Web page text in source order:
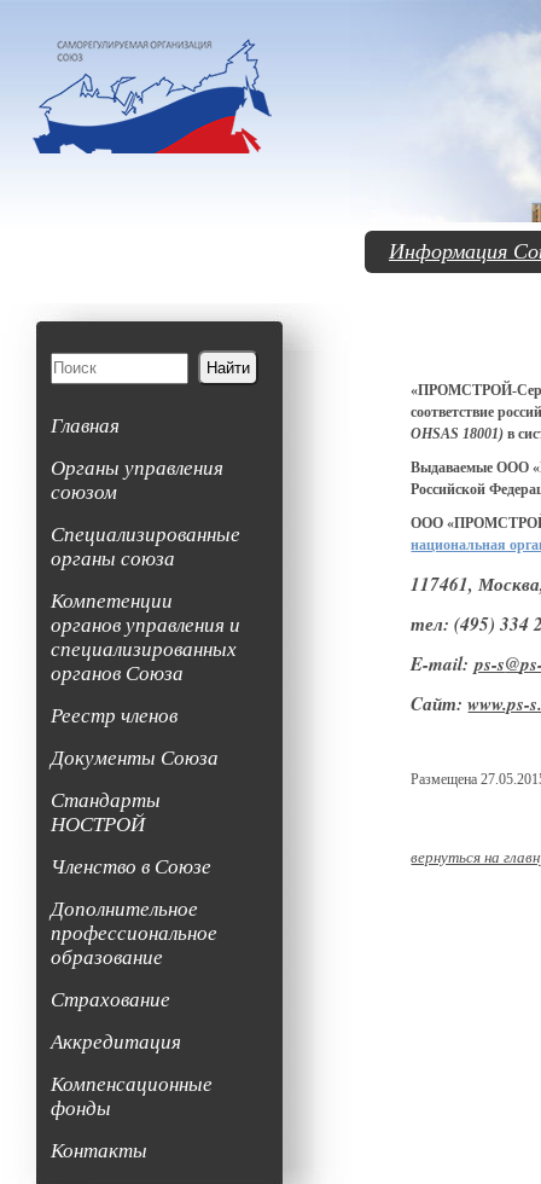
Информация
Главная
Органы управления
союзом
Специализированные
органы союза
Компетенции
органов управления и
специализированных
органов Союза
Реестр членов
Документы Союза
Стандарты
НОСТРОЙ
Членство в Союзе
Дополнительное
профессиональное
образование
Страхование
Аккредитация
Компенсационные
фонды
Контакты
«ПРОМСТРОЙ-
соответствие
OHSAS 18001) в
Выдаваемые ООО
Российской
ООО «ПРОМСТРОЙ-
национальная
117461,
тел:(495) 334
E-mail:ps-s@
Cайт:www.ps-
Размещена
вернуться на